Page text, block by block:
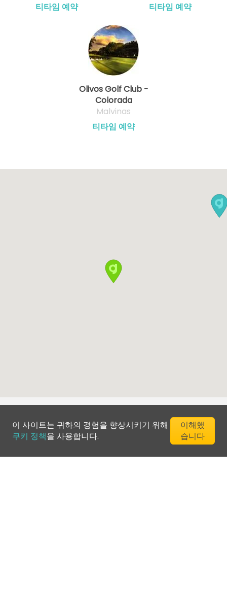
티타임 예약
티타임 예약
Olivos Golf Club -
Colorada
Malvinas
티타임 예약
모든 권리 보유
이 사이트는 귀하의 경험을 향상시키기 위해
쿠키 정책을 사용합니다.
이해했
습니다